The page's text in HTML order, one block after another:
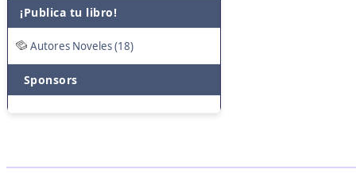
¡Publica tu libro!
Autores Noveles (18)
Sponsors